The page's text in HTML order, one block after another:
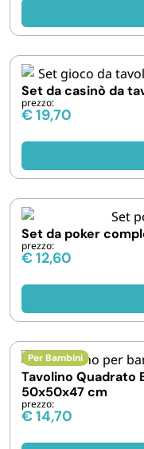
PARTY
Set da casinò da
prezzo:
€19,70
Set da poker
prezzo:
€12,60
Per Bambini
Tavolino Quadrato
50x50x47 cm
prezzo:
€14,70